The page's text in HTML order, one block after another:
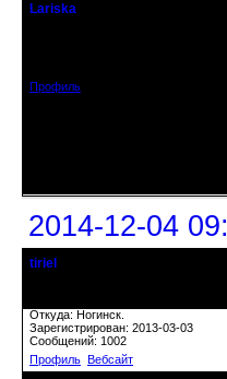
Lariska
Профиль
2014-12-04
tiriel
Откуда: Ногинск.
Зарегистрирован: 2013-03-03
Сообщений: 1002
Профиль Вебсайт